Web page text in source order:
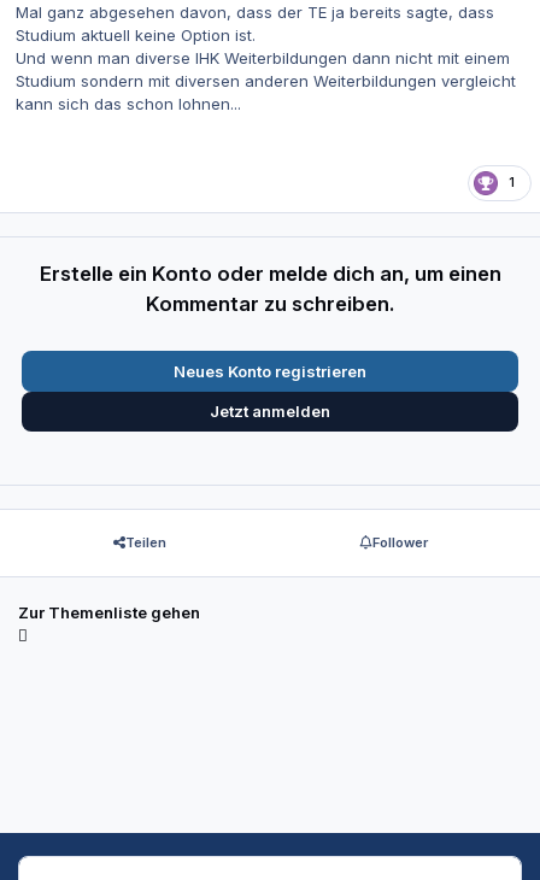
Mal ganz abgesehen davon, dass der TE ja bereits sagte, dass
Studium aktuell keine Option ist.
Und wenn man diverse IHK Weiterbildungen dann nicht mit einem
Studium sondern mit diversen anderen Weiterbildungen vergleicht
kann sich das schon lohnen...
1
Erstelle ein Konto oder melde dich an, um einen
Kommentar zu schreiben.
Neues Konto registrieren
Jetzt anmelden
Teilen Follower
Zur Themenliste gehen